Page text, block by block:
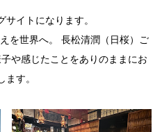
イトになります。
を世界へ。 長松清潤（日桜）ご
や感じたことをありのままにお
ます。